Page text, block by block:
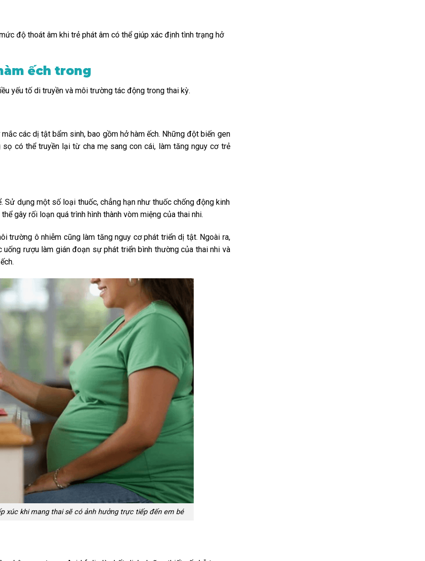
độ thoát âm khi trẻ phát âm có thể giúp xác định tình trạng hở
ếch trong
yếu tố di truyền và môi trường tác động trong thai kỳ.
các dị tật bẩm sinh, bao gồm hở hàm ếch. Những đột biến gen
có thể truyền lại từ cha mẹ sang con cái, làm tăng nguy cơ trẻ
dụng một số loại thuốc, chẳng hạn như thuốc chống động kinh
gây rối loạn quá trình hình thành vòm miệng của thai nhi.
trường ô nhiễm cũng làm tăng nguy cơ phát triển dị tật. Ngoài ra,
rượu làm gián đoạn sự phát triển bình thường của thai nhi và
xúc khi mang thai sẽ có ảnh hưởng trực tiếp đến em bé